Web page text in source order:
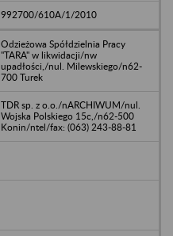
992700/610A/1/2010
Odzieżowa Spółdzielnia Pracy
"TARA" w likwidacji/nw
upadłości,/nul. Milewskiego/n62-
700 Turek
TDR sp. z o.o./nARCHIWUM/nul.
Wojska Polskiego 15c,/n62-500
Konin/ntel/fax: (063) 243-88-81